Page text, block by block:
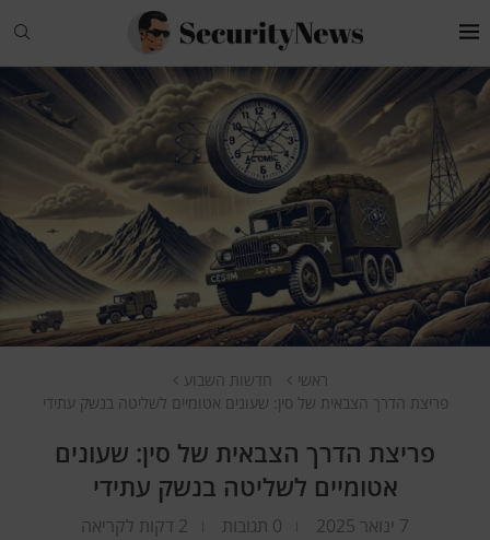
ראשי
חדשות השבוע
פריצת הדרך הצבאית של סין: שעונים אטומיים לשליטה בנשק עתידי
פריצת הדרך הצבאית של סין: שעונים
אטומיים לשליטה בנשק עתידי
7 ינואר 2025 0 תגובות 2 דקות לקריאה